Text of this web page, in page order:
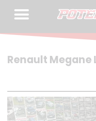
Renault Megane